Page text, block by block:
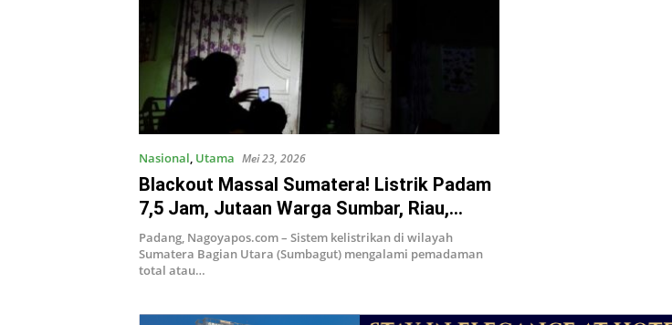
Nasional, Utama Mei 23, 2026
Blackout Massal Sumatera! Listrik Padam
7,5 Jam, Jutaan Warga Sumbar, Riau,
Sumut dan Aceh Gelap Gulita
Padang, Nagoyapos.com – Sistem kelistrikan di wilayah
Sumatera Bagian Utara (Sumbagut) mengalami pemadaman
total atau…